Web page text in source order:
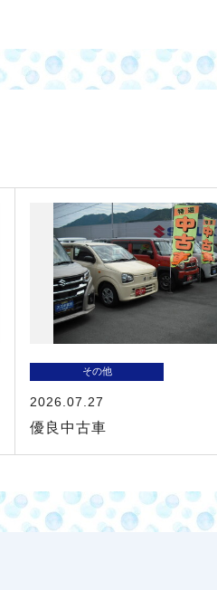
その他
2026.07.27
優良中古車